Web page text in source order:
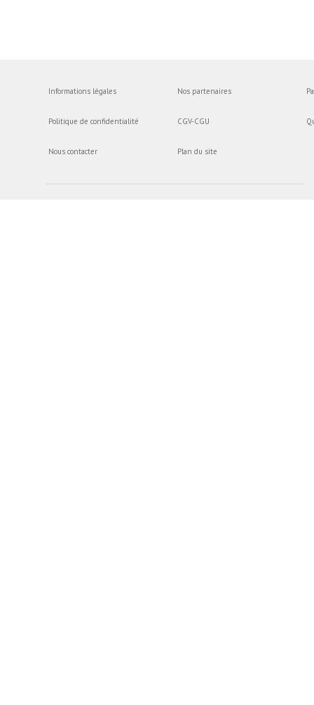
Informations légales
Politique de confidentialité
Nous contacter
Nos partenaires
CGV-CGU
Plan du site